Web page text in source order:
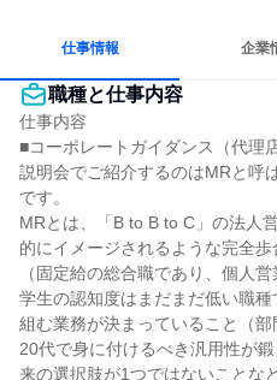
仕事情報 企業
職種と仕事内容
仕事内容
■コーポレートガイダンス（代理
説明会でご紹介するのはMRと呼
です。
MRとは、「B to B to C」の法人
的にイメージされるような完全歩
（固定給の総合職であり、個人
学生の認知度はまだまだ低い職
組む業務が決まっていること（部
20代で身に付けるべき汎用性が
来の選択肢が1つではないことなど